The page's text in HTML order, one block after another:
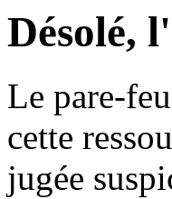
Désolé,
Le pare-
cette
jugée